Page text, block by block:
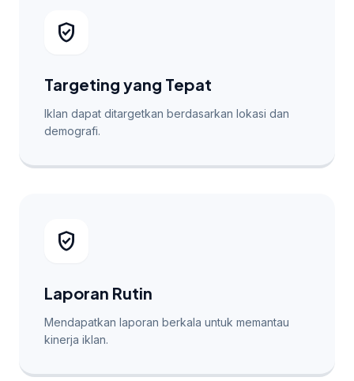
verified_user
Targeting yang Tepat
Iklan dapat ditargetkan berdasarkan lokasi dan
demografi.
verified_user
Laporan Rutin
Mendapatkan laporan berkala untuk memantau
kinerja iklan.